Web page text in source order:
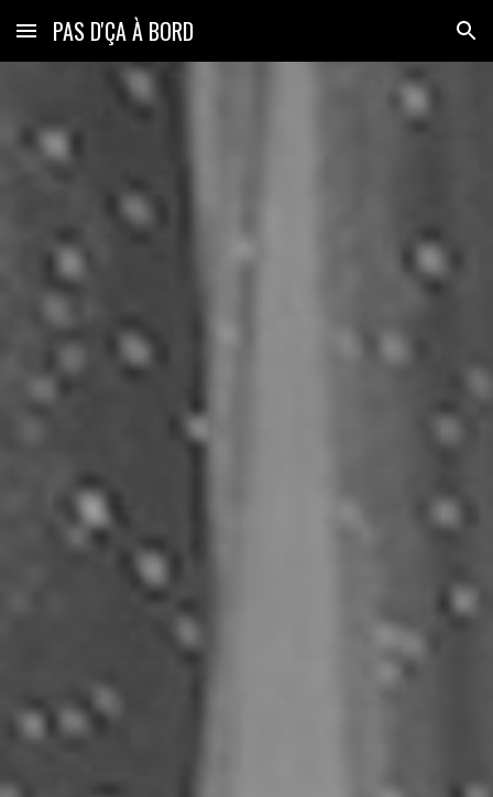
Skip to main content Skip to navigation
PAS D'ÇA À BORD